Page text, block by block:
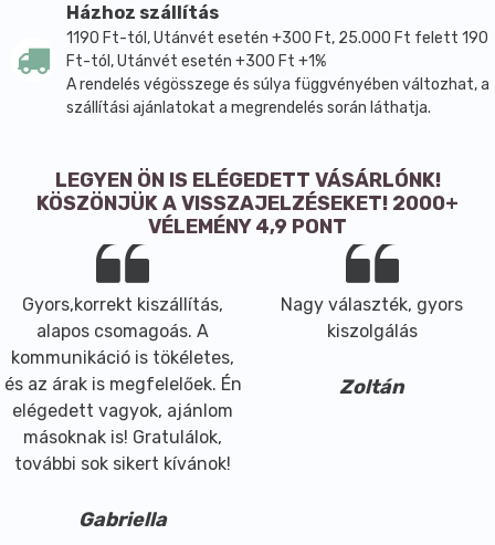
Házhoz szállítás
1190 Ft-tól, Utánvét esetén +300 Ft, 25.000 Ft felett 190
Ft-tól, Utánvét esetén +300 Ft +1%
A rendelés végösszege és súlya függvényében változhat, a
szállítási ajánlatokat a megrendelés során láthatja.
LEGYEN ÖN IS ELÉGEDETT VÁSÁRLÓNK!
KÖSZÖNJÜK A VISSZAJELZÉSEKET! 2000+
VÉLEMÉNY 4,9 PONT
Gyors,korrekt kiszállítás,
alapos csomagoás. A
kommunikáció is tökéletes,
és az árak is megfelelőek. Én
elégedett vagyok, ajánlom
másoknak is! Gratulálok,
további sok sikert kívánok!
Gabriella
Nagy választék, gyors
kiszolgálás
Zoltán